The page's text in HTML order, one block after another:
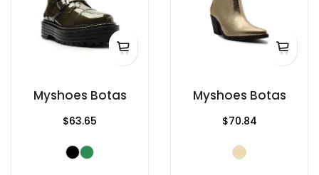
Myshoes Botas
$63.65
Myshoes Botas
$70.84